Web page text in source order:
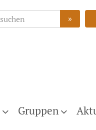
»
Gruppen